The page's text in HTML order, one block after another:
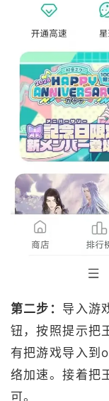
第二步： 导入游
钮，按照提示把
有把游戏导入到
络加速。接着把
可。